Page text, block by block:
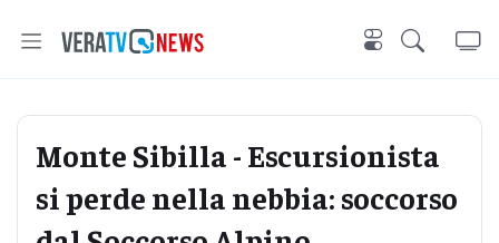
Monte Sibilla - Escursionista
si perde nella nebbia: soccorso